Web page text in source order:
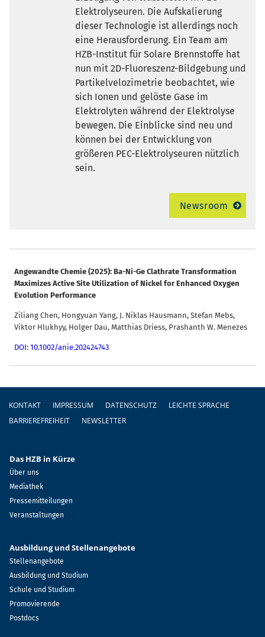
Elektrolyseuren. Die Aufskalierung
dieser Technologie ist allerdings noch
eine Herausforderung. Ein Team am
HZB-Institut für Solare Brennstoffe hat
nun mit 2D-Fluoreszenz-Bildgebung und
Partikelvelozimetrie beobachtet, wie
sich Ionen und gelöste Gase im
Elektrolyten während der Elektrolyse
bewegen. Die Einblicke sind neu und
können bei der Entwicklung von
größeren PEC-Elektrolyseuren nützlich
sein.
Newsroom
Angewandte Chemie (2025): Ba-Ni-Ge Clathrate Transformation
Maximizes Active Site Utilization of Nickel for Enhanced Oxygen
Evolution Performance
Ziliang Chen, Hongyuan Yang, J. Niklas Hausmann, Stefan Mebs,
Viktor Hlukhyy, Holger Dau, Matthias Driess, Prashanth W. Menezes
DOI: 10.1002/anie.202424743
Fußzeile
KONTAKT IMPRESSUM DATENSCHUTZ
LEICHTE SPRACHE
BARRIEREFREIHEIT
NEWSLETTER
Das HZB in Kürze
Über uns
Mediathek
Pressemitteilungen
Veranstaltungen
Ausbildung und Stellenangebote
Stellenangebote
Ausbildung und Studium
Schule und Studium
Promovierende
Postdocs